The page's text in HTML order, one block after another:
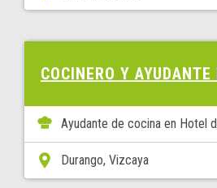
COCINERO Y AYUDANTE
Ayudante de cocina en Hotel
Durango, Vizcaya